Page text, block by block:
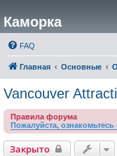
Каморка
FAQ
Главная Основные
Vancouver
Правила форума
Пожалуйста,
Закрыто